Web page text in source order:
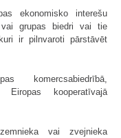
ekonomisko interešu
grupas biedri vai tie
ir pilnvaroti pārstāvēt
komercsabiedrībā,
kooperatīvajā
vai zvejnieka